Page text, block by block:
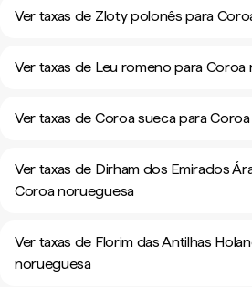
Ver taxas de Zloty polonês para
Ver taxas de Leu romeno para Coroa
Ver taxas de Coroa sueca para
Ver taxas de Dirham dos Emirados
Coroa norueguesa
Ver taxas de Florim das Antilhas
norueguesa